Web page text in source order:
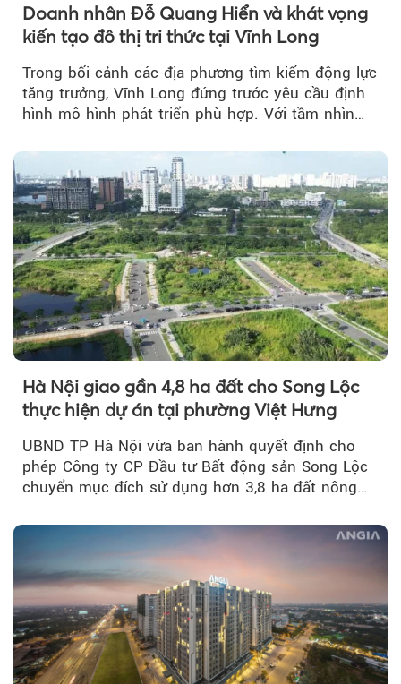
Doanh nhân Đỗ Quang Hiển và khát vọng
kiến tạo đô thị tri thức tại Vĩnh Long
Trong bối cảnh các địa phương tìm kiếm động lực
tăng trưởng, Vĩnh Long đứng trước yêu cầu định
hình mô hình phát triển phù hợp. Với tầm nhìn
Hà Nội giao gần 4,8 ha đất cho Song Lộc
thực hiện dự án tại phường Việt Hưng
UBND TP Hà Nội vừa ban hành quyết định cho
phép Công ty CP Đầu tư Bất động sản Song Lộc
chuyển mục đích sử dụng hơn 3,8 ha đất nông